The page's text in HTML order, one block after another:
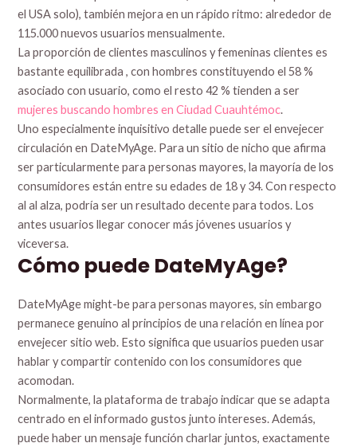
el USA solo), también mejora en un rápido ritmo: alrededor de
115.000 nuevos usuarios mensualmente.
La proporción de clientes masculinos y femeninas clientes es
bastante equilibrada , con hombres constituyendo el 58 %
asociado con usuario, como el resto 42 % tienden a ser
mujeres buscando hombres en Ciudad Cuauhtémoc.
Uno especialmente inquisitivo detalle puede ser el envejecer
circulación en DateMyAge. Para un sitio de nicho que afirma
ser particularmente para personas mayores, la mayoría de los
consumidores están entre su edades de 18 y 34. Con respecto
al al alza, podría ser un resultado decente para todos. Los
antes usuarios llegar conocer más jóvenes usuarios y
viceversa.
Cómo puede DateMyAge?
DateMyAge might-be para personas mayores, sin embargo
permanece genuino al principios de una relación en línea por
envejecer sitio web. Esto significa que usuarios pueden usar
hablar y compartir contenido con los consumidores que
acomodan.
Normalmente, la plataforma de trabajo indicar que se adapta
centrado en el informado gustos junto intereses. Además,
puede haber un mensaje función charlar juntos, exactamente